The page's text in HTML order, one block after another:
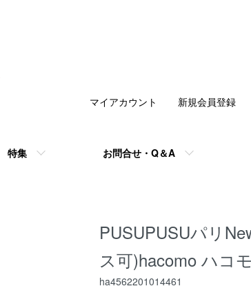
特集 お問合せ・Q＆A
マイアカウント 新規会員登録
PUSUPUSUパリ
ス可)hacomo ハコ
ha4562201014461